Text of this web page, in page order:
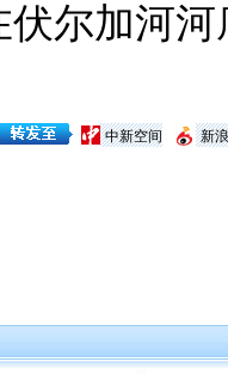
尔加河
新
中新空间